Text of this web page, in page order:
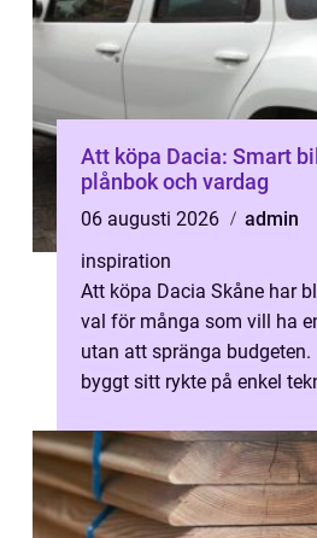
Att köpa Dacia: Smart
plånbok och vardag
06 augusti 2026
admin
inspiration
Att köpa Dacia Skåne har
val för många som vill ha
utan att spränga budgeten.
byggt sitt rykte på enkel